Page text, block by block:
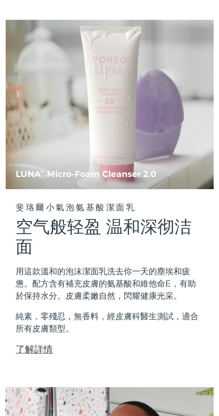
LUNATM Micro-Foam Cleanser 2.0
斐珞爾小氣泡氨基酸潔面乳
空气般轻盈 温和深彻洁
面
用這款溫和的泡沫潔面乳洗去你一天的塵埃和疲
憊。配方含有補充皮膚的氨基酸和維他命E，有助
於保持水分。皮膚柔嫩自然，閃耀健康光采。
純素，零殘忍，無香料，經皮膚科醫生測試，適合
所有皮膚類型。
了解詳情